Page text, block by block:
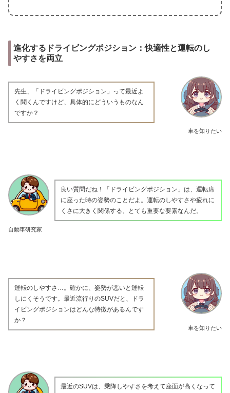
進化するドライビングポジション：快適性と運転のし
やすさを両立
車を知りたい
先生、「ドライビングポジション」って最近よ
く聞くんですけど、具体的にどういうものなん
ですか？
自動車研究家
良い質問だね！「ドライビングポジション」は、運転席
に座った時の姿勢のことだよ。運転のしやすさや疲れに
くさに大きく関係する、とても重要な要素なんだ。
車を知りたい
運転のしやすさ…。確かに、姿勢が悪いと運転
しにくそうです。最近流行りのSUVだと、ドラ
イビングポジションはどんな特徴があるんです
か？
最近のSUVは、乗降しやすさを考えて座面が高くなって